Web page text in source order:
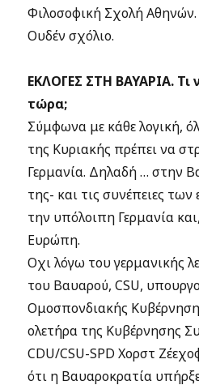
Φιλοσοφική Σχολή Αθηνών.
Ουδέν σχόλιο.
ΕΚΛΟΓΕΣ ΣΤΗ ΒΑΥΑΡΙΑ. Τι
τώρα;
Σύμφωνα με κάθε λογική,
της Κυριακής πρέπει να
Γερμανία. Δηλαδή … στην
της- και τις συνέπειες
την υπόλοιπη Γερμανία
Ευρώπη.
Οχι λόγω του γερμανικής
του Βαυαρού, CSU,
Ομοσπονδιακής
ολετήρα της Κυβέρνησης
CDU/CSU-SPD Χορστ
ότι η Βαυαροκρατία